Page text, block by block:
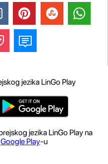
jezika LinGo Play
jezika LinGo Play na
Google Play-u